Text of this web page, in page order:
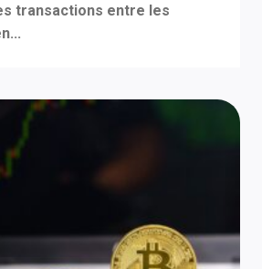
transactions entre les